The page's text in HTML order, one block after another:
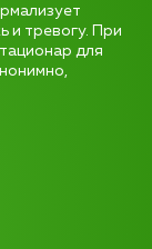
и тревогу. При
для